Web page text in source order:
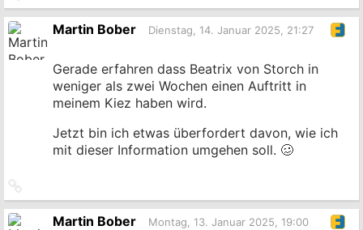
zum
Originalbeitrag
Martin Bober Dienstag, 14. Januar 2025, 21:27
Gerade erfahren dass Beatrix von Storch in
weniger als zwei Wochen einen Auftritt in
meinem Kiez haben wird.
Jetzt bin ich etwas überfordert davon, wie ich
mit dieser Information umgehen soll. 🥴
zum
Originalbeitrag
Martin Bober Montag, 13. Januar 2025, 19:00